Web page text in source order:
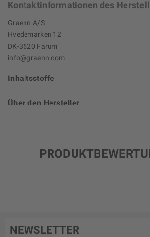
Kontaktinformationen des
Graenn A/S
Hvedemarken 12
DK-3520 Farum
info@graenn.com
Inhaltsstoffe
Über den Hersteller
NEWSLETTER